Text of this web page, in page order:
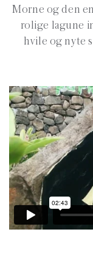
Morne og den
rolige lagune
hvile og nyte